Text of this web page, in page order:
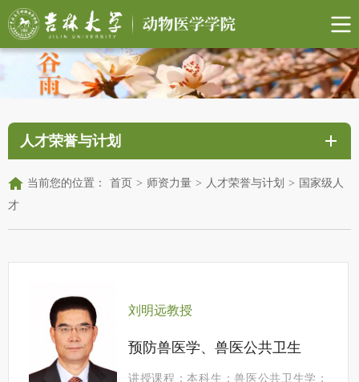
人才荣誉与计划
当前您的位置： 首页 > 师资力量 > 人才荣誉与计划 > 国家级人
才
刘明远教授
预防兽医学、兽医公共卫生
讲授课程：本科生：兽医公共卫生学；